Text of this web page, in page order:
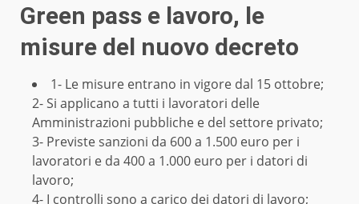
Green pass e lavoro, le
misure del nuovo decreto
1- Le misure entrano in vigore dal 15 ottobre;
2- Si applicano a tutti i lavoratori delle
Amministrazioni pubbliche e del settore privato;
3- Previste sanzioni da 600 a 1.500 euro per i
lavoratori e da 400 a 1.000 euro per i datori di
lavoro;
4- I controlli sono a carico dei datori di lavoro;